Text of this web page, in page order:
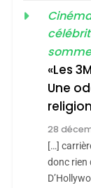
5
«Les
Une
religion
28
[…]
donc rien